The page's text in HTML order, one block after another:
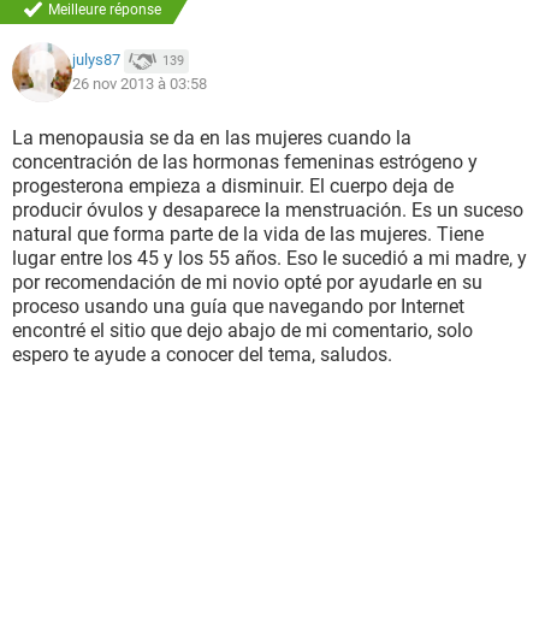
Meilleure réponse
julys87 139
26 nov 2013 à 03:58
La menopausia se da en las mujeres cuando la
concentración de las hormonas femeninas estrógeno y
progesterona empieza a disminuir. El cuerpo deja de
producir óvulos y desaparece la menstruación. Es un suceso
natural que forma parte de la vida de las mujeres. Tiene
lugar entre los 45 y los 55 años. Eso le sucedió a mi madre, y
por recomendación de mi novio opté por ayudarle en su
proceso usando una guía que navegando por Internet
encontré el sitio que dejo abajo de mi comentario, solo
espero te ayude a conocer del tema, saludos.